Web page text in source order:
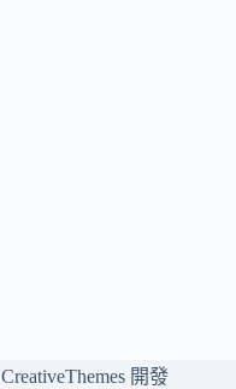
CreativeThemes 開發